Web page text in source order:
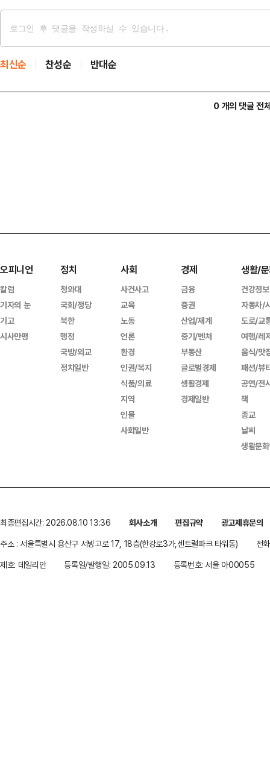
최신순 찬성순 반대순
0 개의 댓글 전
오피니언
칼럼
기자의 눈
기고
시사만평
정치
청와대
국회/정당
북한
행정
국방/외교
정치일반
사회
사건사고
교육
노동
언론
환경
인권/복지
식품/의료
지역
인물
사회일반
경제
금융
증권
산업/재계
중기/벤처
부동산
글로벌경제
생활경제
경제일반
생활/
건강정보
자동차/
도로/교
여행/레
음식/맛
패션/뷰
공연/전
책
종교
날씨
생활문
최종편집시간: 2026.08.10 13:36 회사소개 편집규약
광고제휴문의
주소 : 서울특별시 용산구 서빙고로 17, 18층(한강로3가,센트럴파크 타워동)
전
제호: 데일리안
등록일/발행일: 2005.09.13 등록번호: 서울 아00055